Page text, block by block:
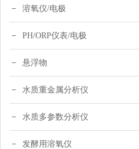
溶氧仪/电极
PH/ORP仪表/电极
悬浮物
水质重金属分析仪
水质多参数分析仪
发酵用溶氧仪